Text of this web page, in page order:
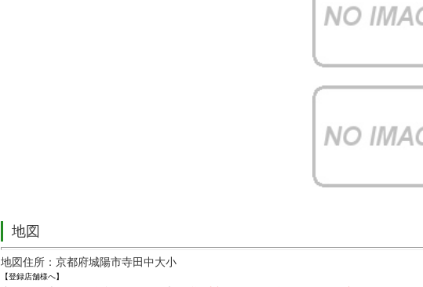
地図
地図住所：京都府城陽市寺田中大小
【登録店舗様へ】